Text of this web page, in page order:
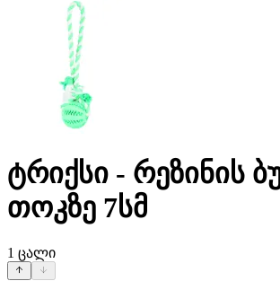
ტრიქსი - რეზინის
თოკზე 7სმ
1 ცალი